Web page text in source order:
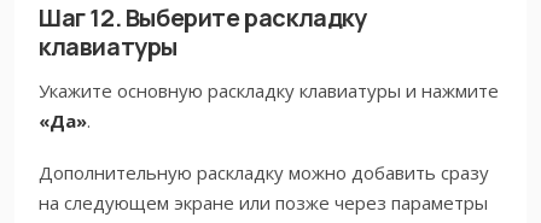
Шаг 12. Выберите раскладку
клавиатуры
Укажите основную раскладку клавиатуры и нажмите
«Да».
Дополнительную раскладку можно добавить сразу
на следующем экране или позже через параметры